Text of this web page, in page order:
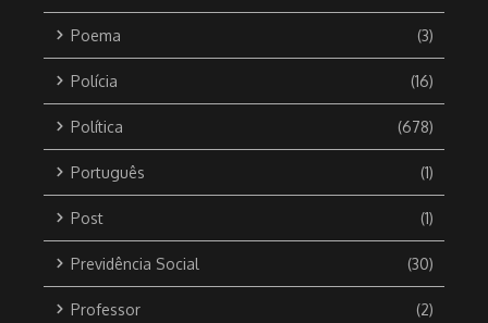
Poema (3)
Polícia (16)
Política (678)
Português (1)
Post (1)
Previdência Social (30)
Professor (2)